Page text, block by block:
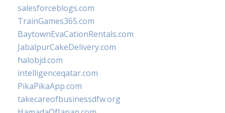
salesforceblogs.com
TrainGames365.com
BaytownEvaCationRentals.com
JabalpurCakeDelivery.com
halobjd.com
intelligenceqatar.com
PikaPikaApp.com
takecareofbusinessdfw.org